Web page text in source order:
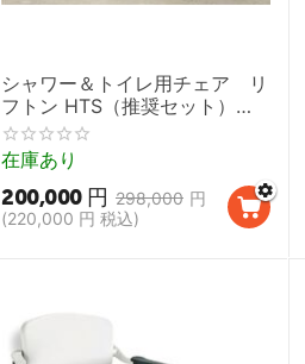
シャワー＆トイレ用チェア リ
フトン HTS（推奨セット）
【トイレ シャワーチェア コモ
ードチェア ティルト リクライ
ニング 入浴 排泄】
在庫あり
298,000 円
200,000 円
(220,000 円 税込)